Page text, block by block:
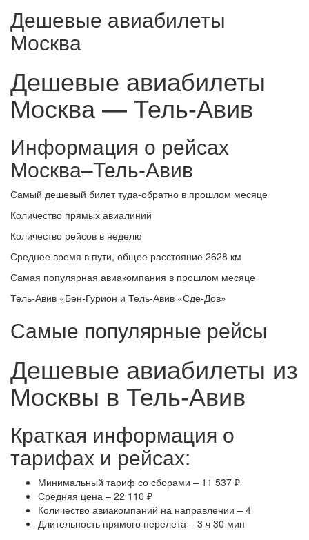
Дешевые авиабилеты
Москва
Дешевые авиабилеты
Москва — Тель-Авив
Информация о рейсах
Москва–Тель-Авив
Самый дешевый билет туда-обратно в прошлом месяце
Количество прямых авиалиний
Количество рейсов в неделю
Среднее время в пути, общее расстояние 2628 км
Самая популярная авиакомпания в прошлом месяце
Тель-Авив «Бен-Гурион и Тель-Авив «Сде-Дов»
Самые популярные рейсы
Дешевые авиабилеты из
Москвы в Тель-Авив
Краткая информация о
тарифах и рейсах:
Минимальный тариф со сборами – 11 537 ₽
Средняя цена – 22 110 ₽
Количество авиакомпаний на направлении – 4
Длительность прямого перелета – 3 ч 30 мин